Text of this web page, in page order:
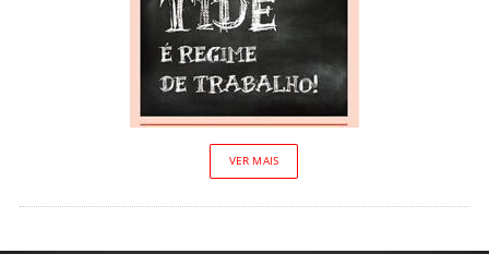
VER MAIS